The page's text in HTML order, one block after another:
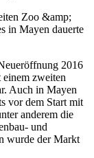
Zoo &amp;
in Mayen dauerte
2016
einem zweiten
Auch in Mayen
vor dem Start mit
anderem die
und
wurde der Markt